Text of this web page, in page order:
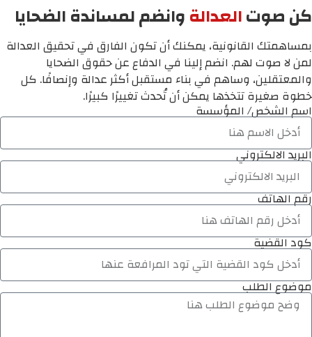
كن صوتالعدالةوانضم لمساندة الضحايا
بمساهمتك القانونية، يمكنك أن تكون الفارق في تحقيق العدالة
لمن لا صوت لهم. انضم إلينا في الدفاع عن حقوق الضحايا
والمعتقلين، وساهم في بناء مستقبل أكثر عدالة وإنصافًا. كل
خطوة صغيرة تتخذها يمكن أن تُحدث تغييرًا كبيرًا.
اسم الشخص/ المؤسسة
البريد الالكتروني
رقم الهاتف
كود القضية
موضوع الطلب